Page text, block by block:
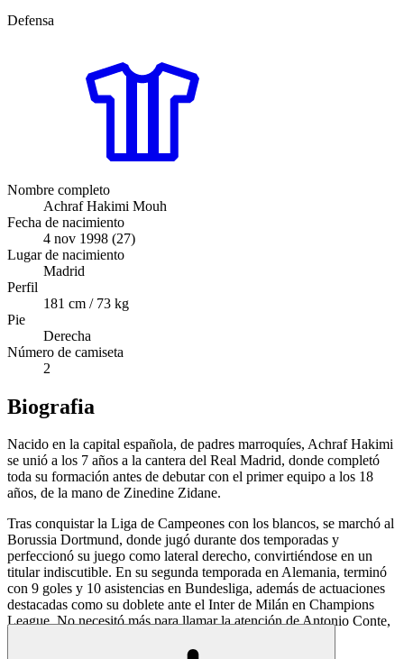
Defensa
Nombre completo
Achraf Hakimi Mouh
Fecha de nacimiento
4 nov 1998 (27)
Lugar de nacimiento
Madrid
Perfil
181 cm / 73 kg
Pie
Derecha
Número de camiseta
2
Biografia
Nacido en la capital española, de padres marroquíes, Achraf Hakimi
se unió a los 7 años a la cantera del Real Madrid, donde completó
toda su formación antes de debutar con el primer equipo a los 18
años, de la mano de Zinedine Zidane.
Tras conquistar la Liga de Campeones con los blancos, se marchó al
Borussia Dortmund, donde jugó durante dos temporadas y
perfeccionó su juego como lateral derecho, convirtiéndose en un
titular indiscutible. En su segunda temporada en Alemania, terminó
con 9 goles y 10 asistencias en Bundesliga, además de actuaciones
destacadas como su doblete ante el Inter de Milán en Champions
League. No necesitó más para llamar la atención de Antonio Conte,